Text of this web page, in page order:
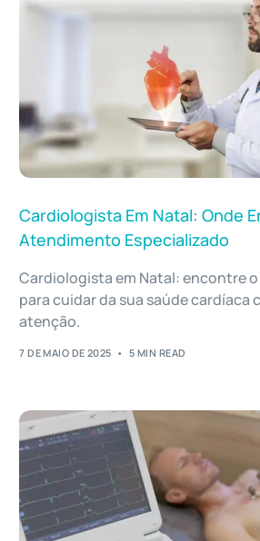
Cardiologista Em Natal: Onde
Atendimento Especializado
Cardiologista em Natal: encontre
para cuidar da sua saúde cardíaca
atenção.
7 DE MAIO DE 2025 5 MIN READ